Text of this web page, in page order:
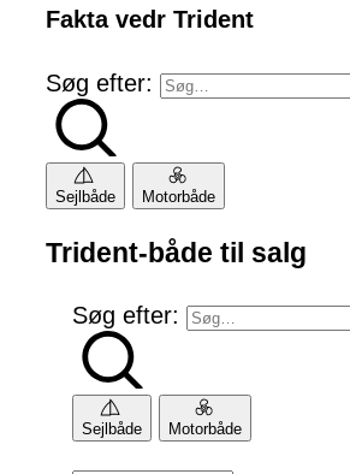
Fakta vedr Trident
Søg efter:
Sejlbåde Motorbåde
Trident-både til salg
Søg efter:
Sejlbåde Motorbåde